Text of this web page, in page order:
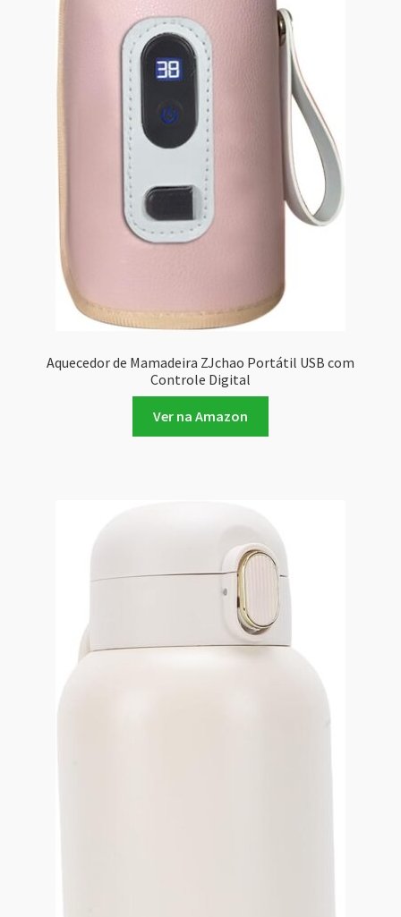
Aquecedor de Mamadeira ZJchao Portátil USB com
Controle Digital
Ver na Amazon